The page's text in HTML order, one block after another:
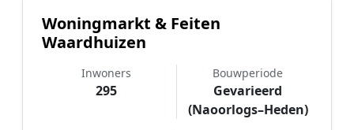
Woningmarkt & Feiten
Waardhuizen
Inwoners
295
Bouwperiode
Gevarieerd
(Naoorlogs–Heden)